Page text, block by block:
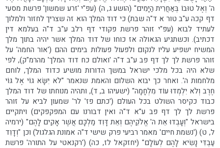
ה' וְאֶל טוּבוֹ בְּאַחֲרִית הַיָּמִים" (הושע ג, ה) (עפ"י 'זרע שמשון' פרשת מסעי
דף קכה ע"ב טור א ד"ה שבת) כי דוד המלך הוא זה שצריך לחזור ולמלוך
לעתיד לבוא (עפ"י זוהר פרשת פקודי דף רלב ע"ב ד"ה בעלמא דין
דכתיב). וכשתגיע הגאולה אז כוחו של דוד המלך אשר יהיה בתוך מלך
המשיח ישפיע עליו לנקום ולפעול פעולות בימים ההם ('אור החמה' על
זוהר פרשת לך לך דף פב ע"ב ד"ה 'ואולם כח דוד המלך' מהרמ"ק), לפי
שלא היה בכל מלכי ישראל במשך הדורות מושיע כדוד המלך, לוחם
מלחמות ה'. ואחר כך יבוא השלום והאמת שנאמר "לֹא יִשָּׂא גוֹי אֶל גּוֹי
חֶרֶב וְלֹא יִלְמְדוּ עוֹד מִלְחָמָה" (ישעיהו ב, ד), ותהיה מנוחתו של דוד המלך
כבוד כקיסר השולט בכל העולם ('כתם פז' לר' שמעון לביא על זוהר
פרשת לך לך דף פב ע"א ד"ה ואין דבורנו עם המפקפקים) ויתקיים
בישראל "וְעָבְדוּ אֵת ה' אֱלֹקֵיהֶם וְאֵת דָּוִד מַלְכָּם אֲשֶׁר אָקִים לָהֶם" (ירמיה
ל, ט) ('נשמת חיים' מאמר רביעי פרק שישי ד"ה אמונת הגלגול) וכן "וְדָוִד
עַבְדִּי נָשִׂיא לָהֶם לְעוֹלָם" (יחזקאל לז, כה) ('רקנאטי על התורה' פרשת